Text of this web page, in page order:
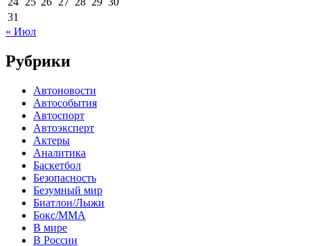
31
« Июл
Рубрики
Автоновости
Автособытия
Автоспорт
Автоэксперт
Актеры
Аналитика
Баскетбол
Безопасность
Безумный мир
Биатлон/Лыжи
Бокс/MMA
В мире
В России